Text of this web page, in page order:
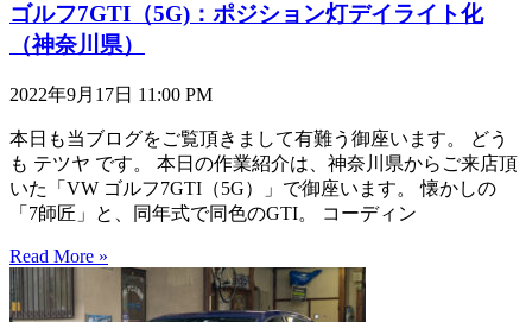
ゴルフ7GTI（5G)：ポジション灯デイライト化
（神奈川県）
2022年9月17日 11:00 PM
本日も当ブログをご覧頂きまして有難う御座います。 どう
も テツヤ です。 本日の作業紹介は、神奈川県からご来店頂
いた「VW ゴルフ7GTI（5G）」で御座います。 懐かしの
「7師匠」と、同年式で同色のGTI。 コーディン
Read More »